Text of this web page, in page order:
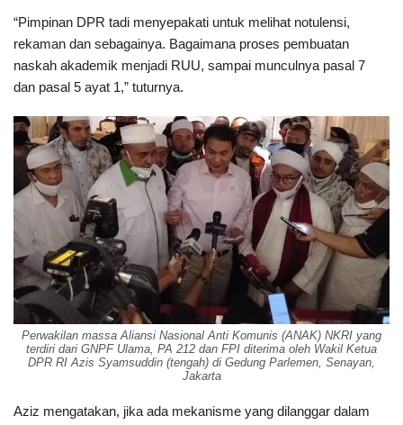
“Pimpinan DPR tadi menyepakati untuk melihat notulensi,
rekaman dan sebagainya. Bagaimana proses pembuatan
naskah akademik menjadi RUU, sampai munculnya pasal 7
dan pasal 5 ayat 1,” tuturnya.
Perwakilan massa Aliansi Nasional Anti Komunis (ANAK) NKRI yang
terdiri dari GNPF Ulama, PA 212 dan FPI diterima oleh Wakil Ketua
DPR RI Azis Syamsuddin (tengah) di Gedung Parlemen, Senayan,
Jakarta
Aziz mengatakan, jika ada mekanisme yang dilanggar dalam